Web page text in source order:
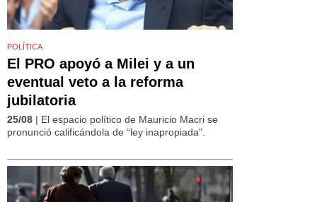
POLÍTICA
El PRO apoyó a Milei y a un
eventual veto a la reforma
jubilatoria
25/08 | El espacio político de Mauricio Macri se
pronunció calificándola de “ley inapropiada”.